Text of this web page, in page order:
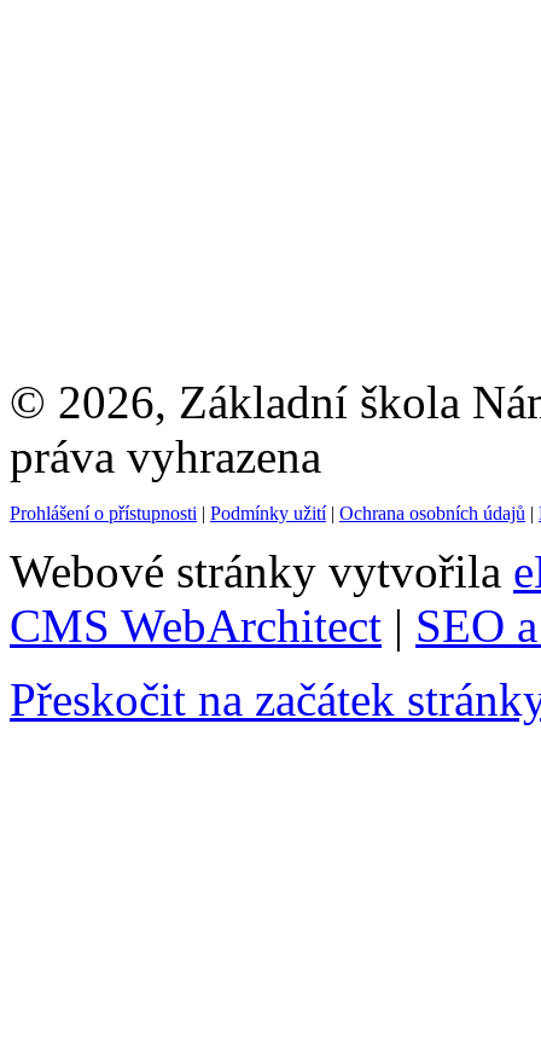
© 2026, Základní škola
práva vyhrazena
Prohlášení o přístupnosti | Podmínky užití| Ochrana osobních údajů |
Webové stránky vytvořila
CMS WebArchitect | SEO
Přeskočit na začátek